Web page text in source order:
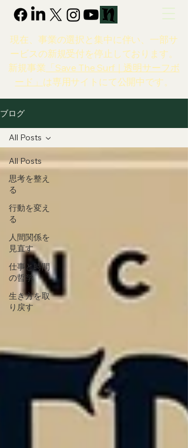
現在、事業の選択と集中に伴い、一部サ
ービスの新規受付を停止しております。
新規事業 「Save The Surf｜透明サーフボ
ード」 は専用サイトにて公開中です。
ブログ
All Posts
思考を整え
る
行動を変え
る
人間関係を
見直す
仕事と時間
の哲学
生き方を取
り戻す
All Posts